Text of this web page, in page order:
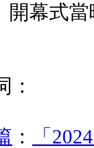
開幕式
：
：
「